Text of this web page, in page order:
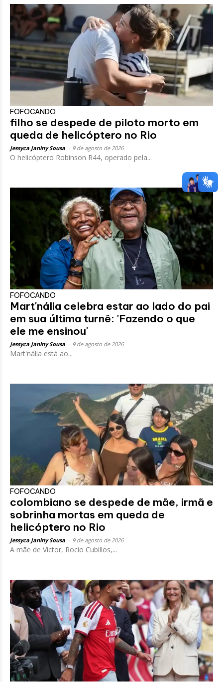
FOFOCANDO
filho se despede de piloto morto em
queda de helicóptero no Rio
Jessyca Janiny Sousa 9 de agosto de 2026
O helicóptero Robinson R44, operado pela...
FOFOCANDO
Mart'nália celebra estar ao lado do pai
em sua última turnê: 'Fazendo o que
ele me ensinou'
Jessyca Janiny Sousa 9 de agosto de 2026
Mart'nália está ao...
FOFOCANDO
colombiano se despede de mãe, irmã e
sobrinha mortas em queda de
helicóptero no Rio
Jessyca Janiny Sousa 9 de agosto de 2026
A mãe de Victor, Rocio Cubillos,...